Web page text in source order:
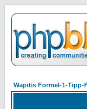
Wapitis Formel-1-Tipp-